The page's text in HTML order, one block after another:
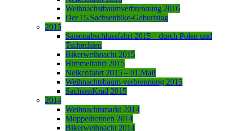
Weihnachstbaumverbrennung 2016
Der 15.Sachsenbike-Geburtstag
2015
Saisonabschlussfahrt 2015 – durch Polen und
Tschechien
Bikerweihnacht 2015
Himmelfahrt 2015
Nelkenfahrt 2015 – 01.Mai!
Weihnachtsbaum-verbrennung 2015
SachsenKrad 2015
2014
Weihnachtsmarkt 2014
Moppedrennen 2014
Bikerweihnacht 2014